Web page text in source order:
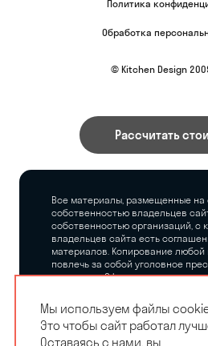
Политика
Обработка
© Kitchen Design
Рассчитать
Все материалы, размещенные на
собственностью владельцев
собственностью организаций, с
владельцев сайта есть
материалов. Копирование
повлечь за собой уголовное
на кнопку «Оформить заказ», а
владельцев сайта никаких
Мы используем файлы
Это чтобы сайт работал
Оставаясь с нами, вы